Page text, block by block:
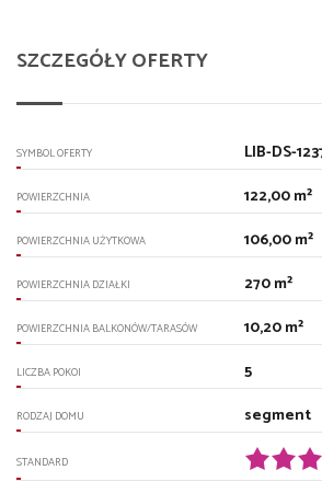
SZCZEGÓŁY OFERTY
SYMBOL OFERTY LIB-DS-
POWIERZCHNIA 122,00 m²
POWIERZCHNIA UŻYTKOWA 106,00 m²
POWIERZCHNIA DZIAŁKI 270 m²
POWIERZCHNIA BALKONÓW/TARASÓW 10,20 m²
LICZBA POKOI 5
RODZAJ DOMU segment
STANDARD